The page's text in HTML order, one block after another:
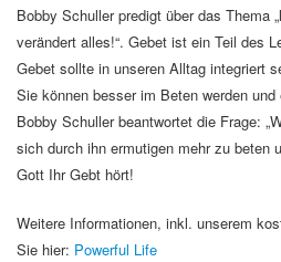
Bobby Schuller predigt über das Thema
verändert alles!“. Gebet ist ein Teil des
Gebet sollte in unseren Alltag integriert
Sie können besser im Beten werden
Bobby Schuller beantwortet die Frage:
sich durch ihn ermutigen mehr zu beten
Gott Ihr Gebt hört!
Weitere Informationen, inkl. unserem
Sie hier: Powerful Life